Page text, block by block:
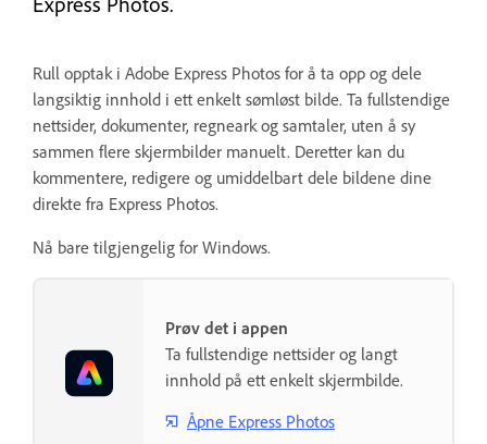
Rull opptak i Adobe Express Photos for å ta opp og dele
langsiktig innhold i ett enkelt sømløst bilde. Ta fullstendige
nettsider, dokumenter, regneark og samtaler, uten å sy
sammen flere skjermbilder manuelt. Deretter kan du
kommentere, redigere og umiddelbart dele bildene dine
direkte fra Express Photos.
Nå bare tilgjengelig for Windows.
Prøv det i appen
Ta fullstendige nettsider og langt
innhold på ett enkelt skjermbilde.
Åpne Express Photos